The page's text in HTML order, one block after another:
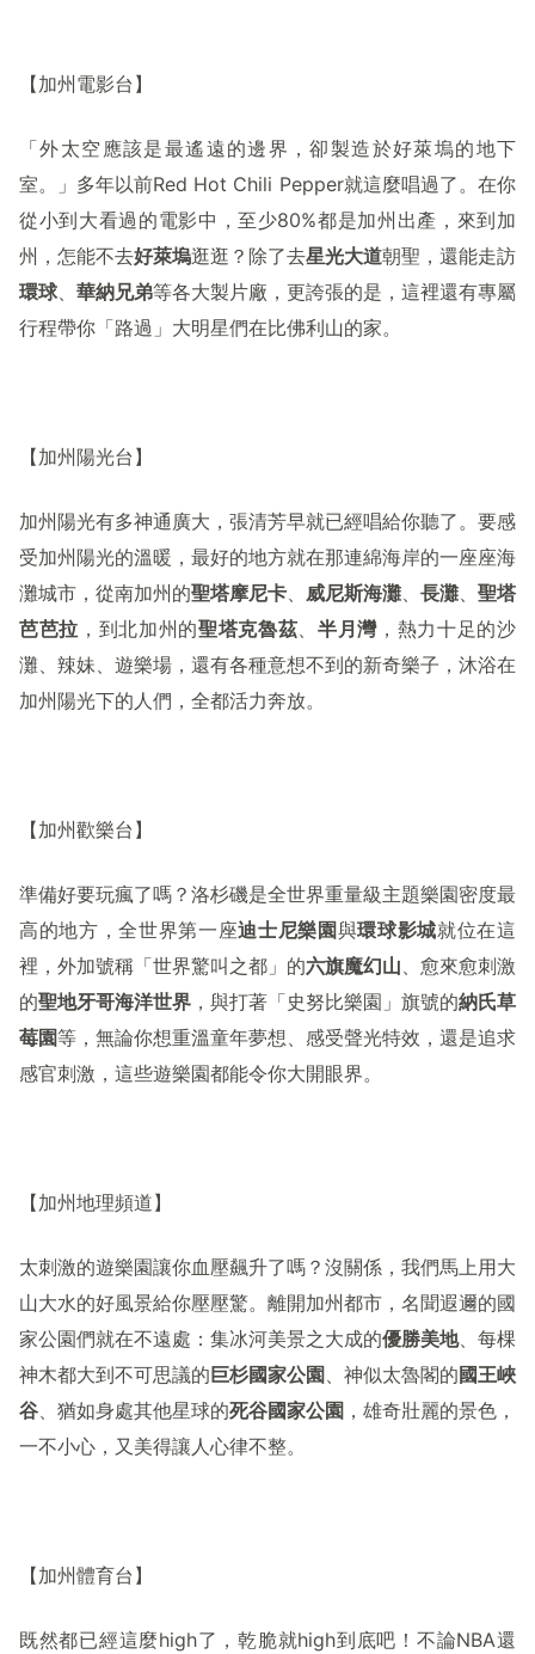
【加州電影台】
「外太空應該是最遙遠的邊界，卻製造於好萊塢的地下
室。」多年以前Red Hot Chili Pepper就這麼唱過了。在你
從小到大看過的電影中，至少80%都是加州出產，來到加
州，怎能不去好萊塢逛逛？除了去星光大道朝聖，還能走訪
環球、 華納兄弟等各大製片廠，更誇張的是，這裡還有專屬
行程帶你「路過」大明星們在比佛利山的家。
【加州陽光台】
加州陽光有多神通廣大，張清芳早就已經唱給你聽了。要感
受加州陽光的溫暖，最好的地方就在那連綿海岸的一座座海
灘城市，從南加州的聖塔摩尼卡、 威尼斯海灘、 長灘、 聖塔
芭芭拉 ，到北加州的聖塔克魯茲、半月灣 ，熱力十足的沙
灘、辣妹、遊樂場，還有各種意想不到的新奇樂子，沐浴在
加州陽光下的人們，全都活力奔放。
【加州歡樂台】
準備好要玩瘋了嗎？洛杉磯是全世界重量級主題樂園密度最
高的地方，全世界第一座迪士尼樂園與環球影城就位在這
裡，外加號稱「世界驚叫之都」的六旗魔幻山、愈來愈刺激
的聖地牙哥海洋世界 ，與打著「史努比樂園」旗號的納氏草
莓園等，無論你想重溫童年夢想、感受聲光特效，還是追求
感官刺激，這些遊樂園都能令你大開眼界。
【加州地理頻道】
太刺激的遊樂園讓你血壓飆升了嗎？沒關係，我們馬上用大
山大水的好風景給你壓壓驚。離開加州都市，名聞遐邇的國
家公園們就在不遠處：集冰河美景之大成的優勝美地、每棵
神木都大到不可思議的 巨杉國家公園 、神似太魯閣的 國王峽
谷、猶如身處其他星球的死谷國家公園 ，雄奇壯麗的景色，
一不小心，又美得讓人心律不整。
【加州體育台】
既然都已經這麼high了，乾脆就high到底吧！不論NBA還